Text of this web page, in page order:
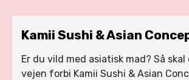
Kamii Sushi & Asian
Er du vild med asiatisk mad? Så
vejen forbi Kamii Sushi & Asian